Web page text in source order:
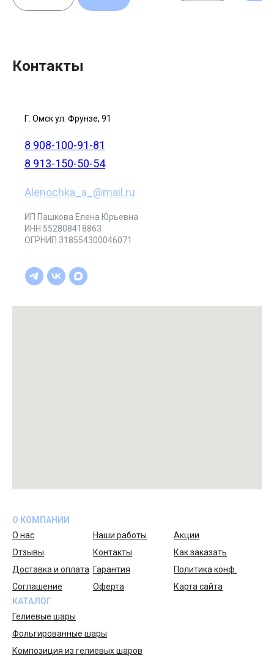
Контакты
Г. Омск ул. Фрунзе, 91
8 908-100-91-81
8 913-150-50-54
Alenochka_a_@mail.ru
ИП Пашкова Елена Юрьевна
ИНН 552808418863
ОГРНИП 318554300046071
О КОМПАНИИ
О нас
Наши работы
Акции
Отзывы
Контакты
Как заказать
Доставка и оплата Гарантия
Политика конф.
Соглашение
Оферта
Карта сайта
КАТАЛОГ
Гелиевые шары
Фольгированные шары
Композиция из гелиевых шаров